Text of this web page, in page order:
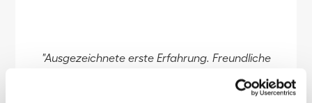
"Ausgezeichnete erste Erfahrung. Freundliche
hervorragendem Ergebnis, wird wieder gebucht."